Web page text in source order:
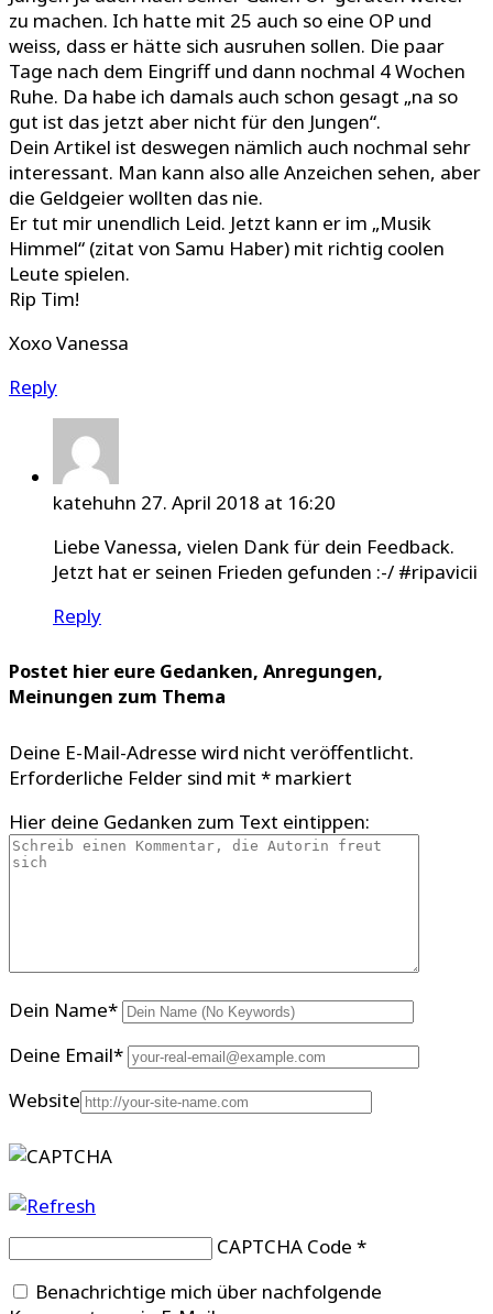
zu machen. Ich hatte mit 25 auch so eine OP und
weiss, dass er hätte sich ausruhen sollen. Die paar
Tage nach dem Eingriff und dann nochmal 4 Wochen
Ruhe. Da habe ich damals auch schon gesagt „na so
gut ist das jetzt aber nicht für den Jungen“.
Dein Artikel ist deswegen nämlich auch nochmal sehr
interessant. Man kann also alle Anzeichen sehen, aber
die Geldgeier wollten das nie.
Er tut mir unendlich Leid. Jetzt kann er im „Musik
Himmel“ (zitat von Samu Haber) mit richtig coolen
Leute spielen.
Rip Tim!
Xoxo Vanessa
Reply
katehuhn 27. April 2018 at 16:20
Liebe Vanessa, vielen Dank für dein Feedback.
Jetzt hat er seinen Frieden gefunden :-/ #ripavicii
Reply
Postet hier eure Gedanken, Anregungen,
Meinungen zum Thema
Deine E-Mail-Adresse wird nicht veröffentlicht.
Erforderliche Felder sind mit * markiert
Hier deine Gedanken zum Text eintippen:
Dein Name*
Deine Email*
Website
CAPTCHA Code *
Benachrichtige mich über nachfolgende